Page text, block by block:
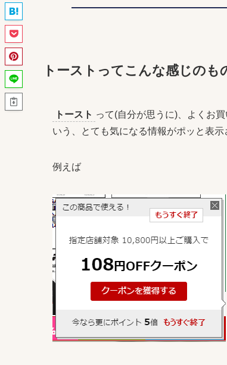
トーストってこんな感じのも
トースト って(自分が思うに)、よくお
いう、とても気になる情報がポッと表
例えば